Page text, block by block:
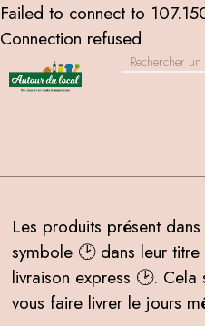
Failed to connect to
Connection refused
Les produits présent
symbole 🕑 dans leur
livraison express 🕑.
vous faire livrer le jours